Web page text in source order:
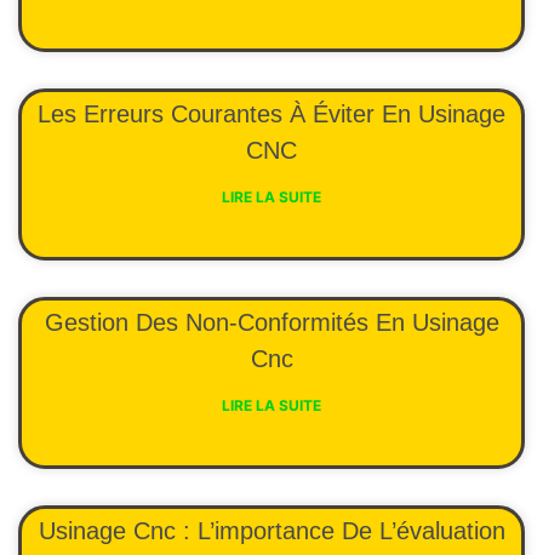
Les Erreurs Courantes À Éviter En Usinage
CNC
LIRE LA SUITE
Gestion Des Non-Conformités En Usinage
Cnc
LIRE LA SUITE
Usinage Cnc : L’importance De L’évaluation